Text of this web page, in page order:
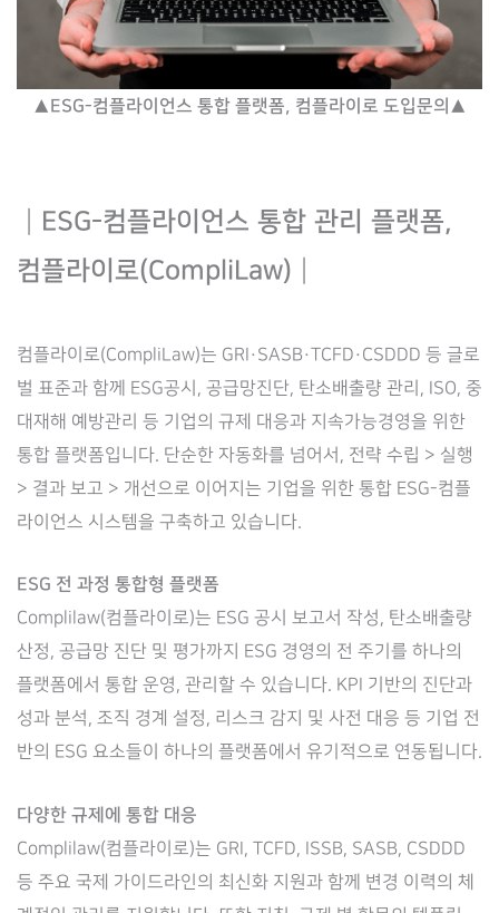
▲ESG-컴플라이언스 통합플랫폼, 컴플라이로 도입문의▲
ESG-컴플라이언스 통합 관리 플랫폼,
컴플라이로(CompliLaw)
컴플라이로(CompliLaw)는 GRI·SASB·TCFD·CSDDD 등 글로
벌 표준과 함께 ESG공시, 공급망진단, 탄소배출량 관리, ISO, 중
대재해 예방관리 등 기업의 규제 대응과 지속가능경영을 위한
통합 플랫폼입니다. 단순한 자동화를 넘어서, 전략 수립 > 실행
> 결과 보고 > 개선으로 이어지는 기업을 위한 통합 ESG-컴플
라이언스 시스템을 구축하고 있습니다.
ESG 전 과정 통합형 플랫폼
Complilaw(컴플라이로)는 ESG 공시 보고서 작성, 탄소배출량
산정, 공급망 진단 및 평가까지 ESG 경영의 전 주기를 하나의
플랫폼에서 통합 운영, 관리할 수 있습니다. KPI 기반의 진단과
성과 분석, 조직 경계 설정, 리스크 감지 및 사전 대응 등 기업 전
반의 ESG 요소들이 하나의 플랫폼에서 유기적으로 연동됩니다.
다양한 규제에 통합 대응
Complilaw(컴플라이로)는 GRI, TCFD, ISSB, SASB, CSDDD
등 주요 국제 가이드라인의 최신화 지원과 함께 변경 이력의 체